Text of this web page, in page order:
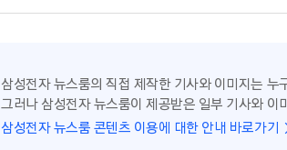
삼성전자 뉴스룸의 직접 제작한 기사와 이미지는 누
그러나 삼성전자 뉴스룸이 제공받은 일부 기사와 이
삼성전자 뉴스룸 콘텐츠 이용에 대한 안내 바로가기